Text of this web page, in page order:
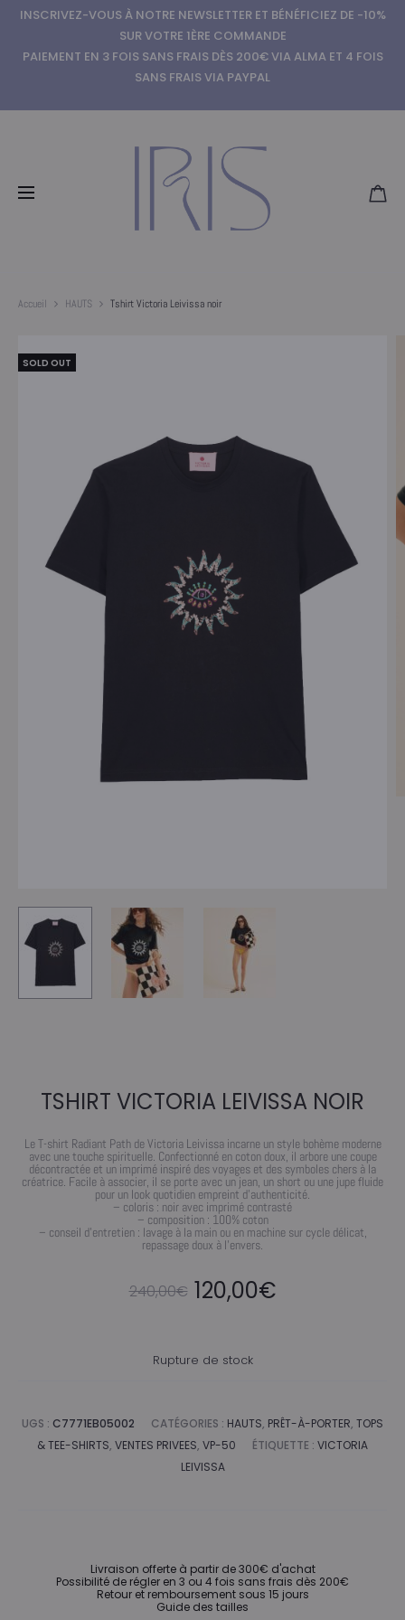
INSCRIVEZ-VOUS À NOTRE NEWSLETTER ET BÉNÉFICIEZ DE -10%
SUR VOTRE 1ÈRE COMMANDE
PAIEMENT EN 3 FOIS SANS FRAIS DÈS 200€ VIA ALMA ET 4 FOIS
SANS FRAIS VIA PAYPAL
Accueil HAUTS Tshirt Victoria Leivissa noir
SOLD OUT
TSHIRT VICTORIA LEIVISSA NOIR
Le T-shirt Radiant Path de Victoria Leivissa incarne un style bohème moderne
avec une touche spirituelle. Confectionné en coton doux, il arbore une coupe
décontractée et un imprimé inspiré des voyages et des symboles chers à la
créatrice. Facile à associer, il se porte avec un jean, un short ou une jupe fluide
pour un look quotidien empreint d’authenticité.
– coloris : noir avec imprimé contrasté
– composition : 100% coton
– conseil d’entretien : lavage à la main ou en machine sur cycle délicat,
repassage doux à l’envers.
240,00€ Le
était :
240,00€.
120,00€Le
est :
Rupture de stock
UGS : C7771EB05002 CATÉGORIES : HAUTS, PRÊT-À-PORTER, TOPS
& TEE-SHIRTS, VENTES PRIVEES, VP-50 ÉTIQUETTE : VICTORIA
LEIVISSA
Livraison offerte à partir de 300€ d'achat
Possibilité de régler en 3 ou 4 fois sans frais dès 200€
Retour et remboursement sous 15 jours
Guide des tailles